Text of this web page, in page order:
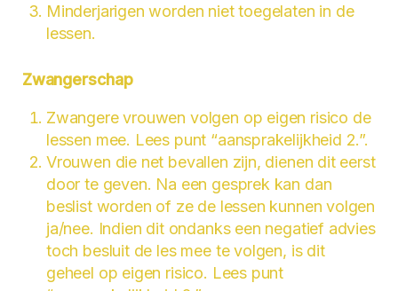
Minderjarigen worden niet toegelaten in de
lessen.
Zwangerschap
Zwangere vrouwen volgen op eigen risico de
lessen mee. Lees punt “aansprakelijkheid 2.”.
Vrouwen die net bevallen zijn, dienen dit eerst
door te geven. Na een gesprek kan dan
beslist worden of ze de lessen kunnen volgen
ja/nee. Indien dit ondanks een negatief advies
toch besluit de les mee te volgen, is dit
geheel op eigen risico. Lees punt